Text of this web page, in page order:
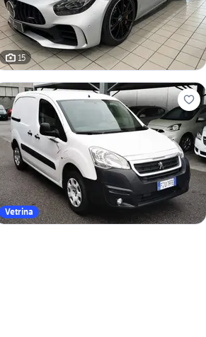
15
Vetrina